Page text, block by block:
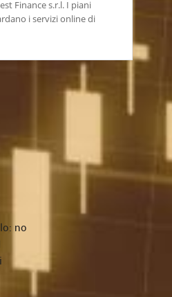
Finance s.r.l. I piani
i servizi online di
no